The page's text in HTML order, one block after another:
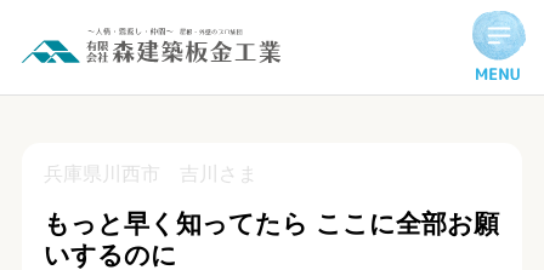
もっと早く知ってたら ここに全部お願いするのに | お客様イ
兵庫県川西市 吉川さま
もっと早く知ってたら ここに全部お願
いするのに